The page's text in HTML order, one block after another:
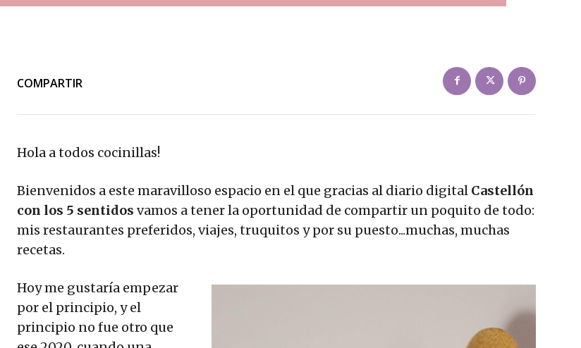
COMPARTIR
Hola a todos cocinillas!
Bienvenidos a este maravilloso espacio en el que gracias al diario digital Castellón
con los 5 sentidos vamos a tener la oportunidad de compartir un poquito de todo:
mis restaurantes preferidos, viajes, truquitos y por su puesto...muchas, muchas
recetas.
Hoy me gustaría empezar
por el principio, y el
principio no fue otro que